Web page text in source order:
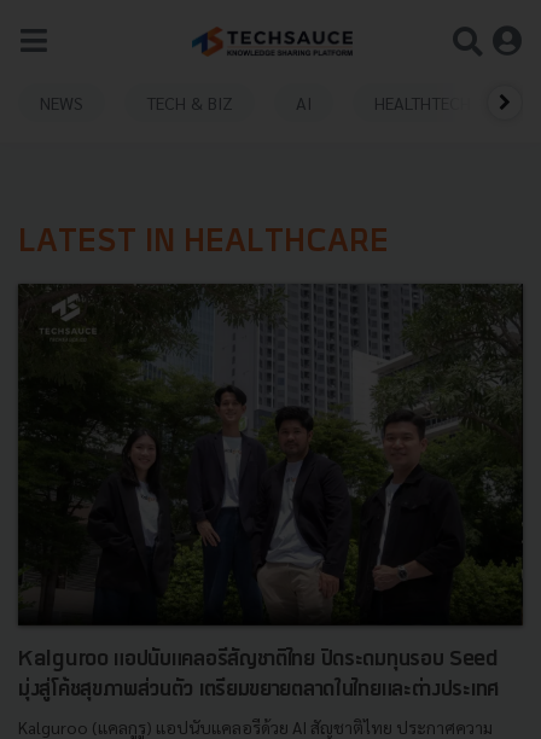
NEWS TECH & BIZ AI HEALTHTECH
LATEST IN HEALTHCARE
Kalguroo แอปนับแคลอรีสัญชาติไทย ปิดระดมทุนรอบ Seed
มุ่งสู่โค้ชสุขภาพส่วนตัว เตรียมขยายตลาดในไทยและต่างประเทศ
Kalguroo (แคลกูรู) แอปนับแคลอรีด้วย AI สัญชาติไทย ประกาศความ